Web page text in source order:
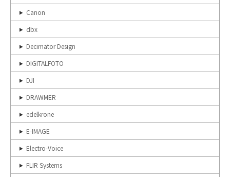
Canon
dbx
Decimator Design
DIGITALFOTO
DJI
DRAWMER
edelkrone
E-IMAGE
Electro-Voice
FLIR Systems